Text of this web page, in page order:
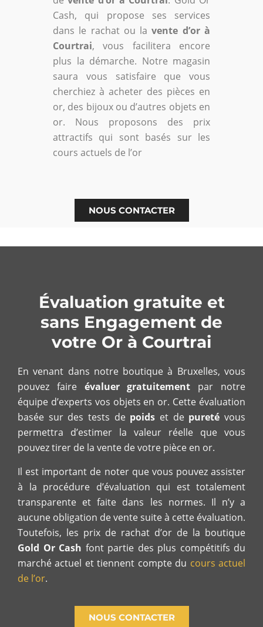
Cash, qui propose ses services
dans le rachat ou lavente d’or à
Courtrai, vous facilitera encore
plus la démarche. Notre magasin
saura vous satisfaire que vous
cherchiez à acheter des pièces en
or, des bijoux ou d’autres objets en
or. Nous proposons des prix
attractifs qui sont basés sur les
cours actuels de l’or
NOUS CONTACTER
Évaluation gratuite et
sans Engagement de
votre Or à Courtrai
En venant dans notre boutique à Bruxelles, vous
pouvez faire évaluer gratuitement par notre
équipe d’experts vos objets en or. Cette évaluation
basée sur des tests de poids et de pureté vous
permettra d’estimer la valeur réelle que vous
pouvez tirer de la vente de votre pièce en or.
Il est important de noter que vous pouvez assister
à la procédure d’évaluation qui est totalement
transparente et faite dans les normes. Il n’y a
aucune obligation de vente suite à cette évaluation.
Toutefois, les prix de rachat d’or de la boutique
Gold Or Cash font partie des plus compétitifs du
marché actuel et tiennent compte du cours actuel
de l’or.
NOUS CONTACTER